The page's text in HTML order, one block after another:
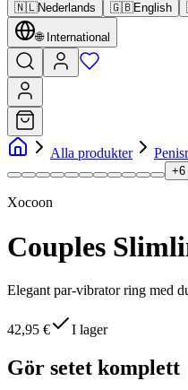
🇳🇱Nederlands 🇬🇧English
🌐 International
Alla produkter
+6
Xocoon
Couples
Elegant par-vibrator ring med
42,95 € I lager
Gör setet komplett